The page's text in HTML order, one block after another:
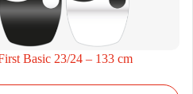
Basic 23/24 – 133 cm